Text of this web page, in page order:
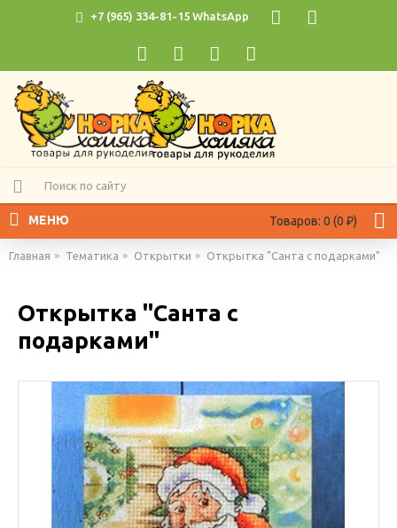
+7 (965) 334-81-15 WhatsApp
Товаров: 0 (0 ₽)
МЕНЮ
Главная Тематика Открытки Открытка "Санта с подарками"
Открытка "Санта с
подарками"